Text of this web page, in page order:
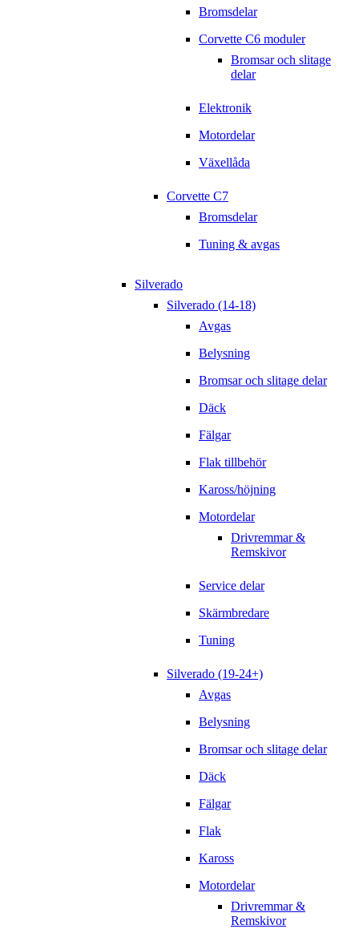
Bromsdelar
Corvette C6 moduler
Bromsar och slitage
delar
Elektronik
Motordelar
Växellåda
Corvette C7
Bromsdelar
Tuning & avgas
Silverado
Silverado (14-18)
Avgas
Belysning
Bromsar och slitage delar
Däck
Fälgar
Flak tillbehör
Kaross/höjning
Motordelar
Drivremmar &
Remskivor
Service delar
Skärmbredare
Tuning
Silverado (19-24+)
Avgas
Belysning
Bromsar och slitage delar
Däck
Fälgar
Flak
Kaross
Motordelar
Drivremmar &
Remskivor